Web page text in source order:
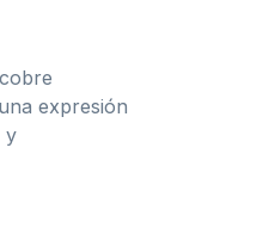
expresión
y